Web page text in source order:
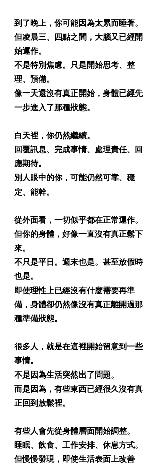
到了晚上，你可能因為太累而睡著。
但凌晨三、四點之間，大腦又已經開
始運作。
不是特別焦慮。只是開始思考、整
理、預備。
像一天還沒有真正開始，身體已經先
一步進入了那種狀態。
白天裡，你仍然繼續。
回覆訊息、完成事情、處理責任、回
應期待。
別人眼中的你，可能仍然可靠、穩
定、能幹。
從外面看，一切似乎都在正常運作。
但你的身體，好像一直沒有真正鬆下
來。
不只是平日。週末也是。甚至放假時
也是。
即使理性上已經沒有什麼需要再準
備，身體卻仍然像沒有真正離開過那
種準備狀態。
很多人，就是在這裡開始留意到一些
事情。
不是因為生活突然出了問題。
而是因為，有些東西已經很久沒有真
正回到放鬆裡。
有些人會先從身體層面開始調整。
睡眠、飲食、工作安排、休息方式。
但慢慢發現，即使生活表面上改善